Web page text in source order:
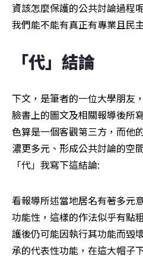
資該怎麼保護的公共討論過程
我們能不能有真正有專業且民
「代」結論
下文，是筆者的一位大學朋友
臉書上的圖文及相關報導後所
色算是一個客觀第三方，而他
濃更多元、形成公共討論的空
「代」我寫下這結論:
看報導所述當地居名有著多元
功能性，這樣的作法似乎有點
護後仍可能因執行其功能而毀
承的代表性功能，在這大帽子